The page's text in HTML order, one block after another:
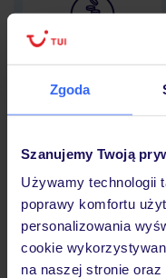
Zgoda
Szanujemy Twoją
Używamy technologii
poprawy komfortu
personalizowania
cookie
na naszej stronie
Lider niskich cen
Hotel
Pokoje